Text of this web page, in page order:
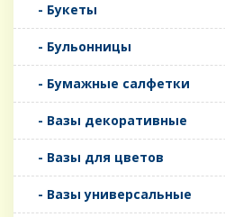
- Букеты
- Бульонницы
- Бумажные салфетки
- Вазы декоративные
- Вазы для цветов
- Вазы универсальные